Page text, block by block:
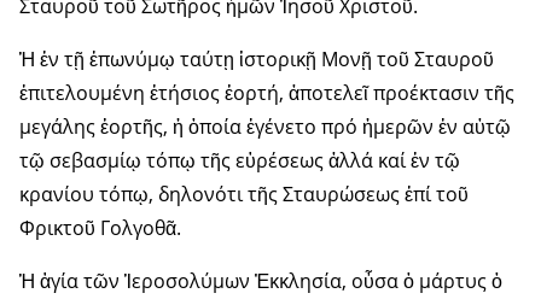
Σταυροῦ τοῦ Σωτῆρος ἡμῶν Ἰησοῦ Χριστοῦ.
Ἡ ἐν τῇ ἐπωνύμῳ ταύτῃ ἱστορικῇ Μονῇ τοῦ Σταυροῦ
ἐπιτελουμένη ἐτήσιος ἑορτή, ἀποτελεῖ προέκτασιν τῆς
μεγάλης ἑορτῆς, ἡ ὁποία ἐγένετο πρό ἡμερῶν ἐν αὐτῷ
τῷ σεβασμίῳ τόπῳ τῆς εὑρέσεως ἀλλά καί ἐν τῷ
κρανίου τόπῳ, δηλονότι τῆς Σταυρώσεως ἐπί τοῦ
Φρικτοῦ Γολγοθᾶ.
Ἡ ἁγία τῶν Ἱεροσολύμων Ἐκκλησία, οὖσα ὁ μάρτυς ὁ